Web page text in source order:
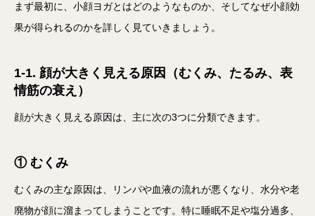
まず最初に、小顔ヨガとはどのようなものか、そしてなぜ小顔効
果が得られるのかを詳しく見ていきましょう。
1-1. 顔が大きく見える原因（むくみ、たるみ、表
情筋の衰え）
顔が大きく見える原因は、主に次の3つに分類できます。
① むくみ
むくみの主な原因は、リンパや血液の流れが悪くなり、水分や老
廃物が顔に溜まってしまうことです。特に睡眠不足や塩分過多、